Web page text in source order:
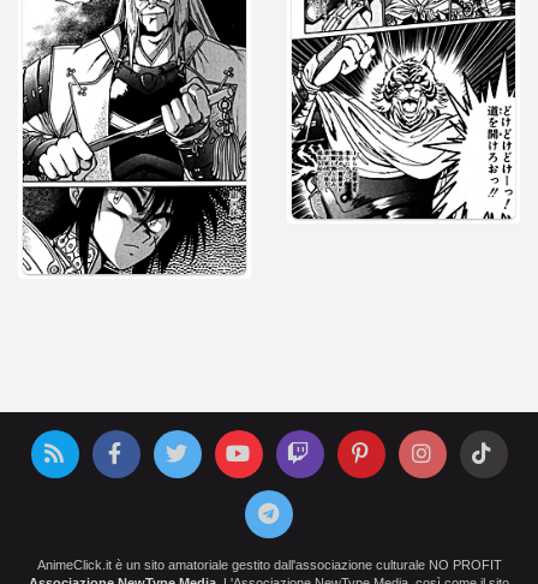
AnimeClick.it è un sito amatoriale gestito dall'associazione culturale NO PROFIT